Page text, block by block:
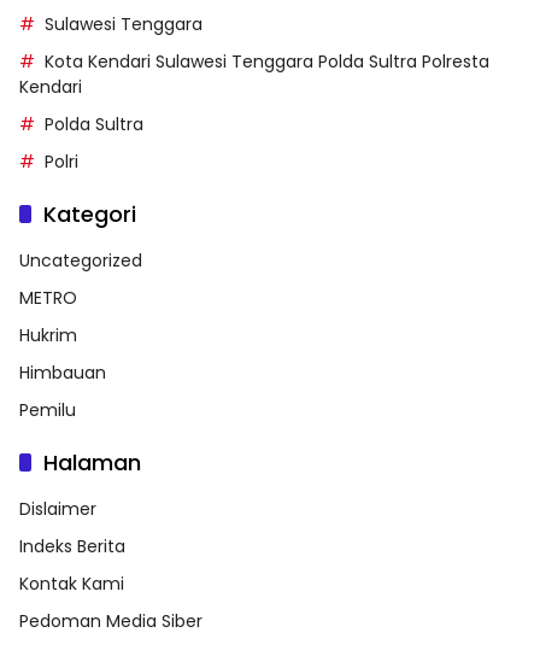
Sulawesi Tenggara
Kota Kendari Sulawesi Tenggara Polda Sultra Polresta
Kendari
Polda Sultra
Polri
Kategori
Uncategorized
METRO
Hukrim
Himbauan
Pemilu
Halaman
Dislaimer
Indeks Berita
Kontak Kami
Pedoman Media Siber